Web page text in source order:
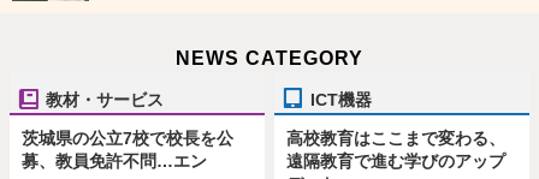
NEWS CATEGORY
教材・サービス
茨城県の公立7校で校長を公
募、教員免許不問…エン
ICT機器
高校教育はここまで変わる、
遠隔教育で進む学びのアップ